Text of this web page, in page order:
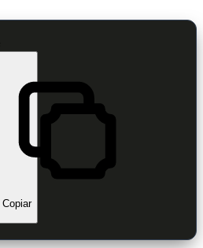
Copiar